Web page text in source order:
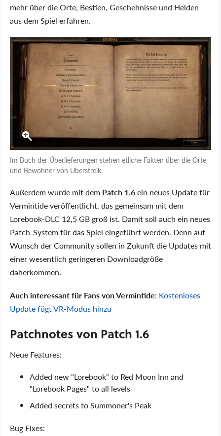
mehr über die Orte, Bestien, Geschehnisse und Helden
aus dem Spiel erfahren.
Im Buch der Überlieferungen stehen etliche Fakten über die Orte
und Bewohner von Überstreik.
Außerdem wurde mit dem Patch 1.6ein neues Update für
Vermintide veröffentlicht, das gemeinsam mit dem
Lorebook-DLC 12,5 GB groß ist. Damit soll auch ein neues
Patch-System für das Spiel eingeführt werden. Denn auf
Wunsch der Community sollen in Zukunft die Updates mit
einer wesentlich geringeren Downloadgröße
daherkommen.
Auch interessant für Fans von Vermintide: Kostenloses
Update fügt VR-Modus hinzu
Patchnotes von Patch 1.6
Neue Features:
Added new "Lorebook" to Red Moon Inn and
"Lorebook Pages" to all levels
Added secrets to Summoner's Peak
Bug Fixes: